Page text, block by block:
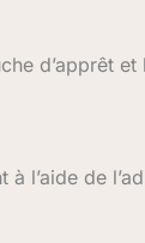
d’apprêt
l’aide de